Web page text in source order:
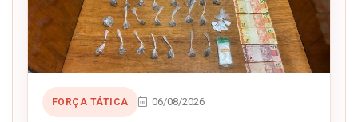
FORÇA TÁTICA 06/08/2026